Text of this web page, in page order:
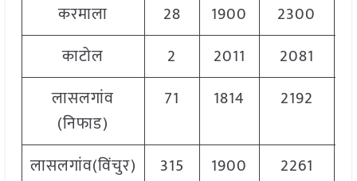
करमाला
28 1900 2300
काटोल
2 2011 2081
लासलगांव
(निफाड)
71 1814 2192
लासलगांव(विंचुर) 315 1900 2261